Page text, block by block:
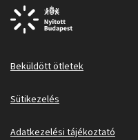
Beküldött ötletek
Sütikezelés
Adatkezelési tájékoztató